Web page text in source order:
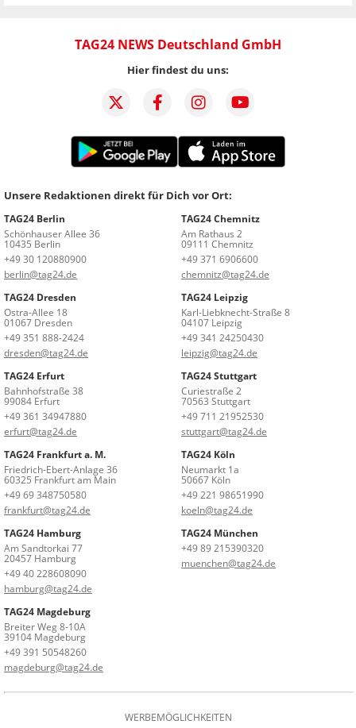
TAG24 NEWS Deutschland GmbH
Hier findest du uns:
Unsere Redaktionen direkt für Dich vor Ort:
TAG24 Berlin
Schönhauser Allee 36
10435 Berlin
+49 30 120880900
berlin@tag24.de
TAG24 Chemnitz
Am Rathaus 2
09111 Chemnitz
+49 371 6906600
chemnitz@tag24.de
TAG24 Dresden
Ostra-Allee 18
01067 Dresden
+49 351 888-2424
dresden@tag24.de
TAG24 Leipzig
Karl-Liebknecht-Straße 8
04107 Leipzig
+49 341 24250430
leipzig@tag24.de
TAG24 Erfurt
Bahnhofstraße 38
99084 Erfurt
+49 361 34947880
erfurt@tag24.de
TAG24 Stuttgart
Curiestraße 2
70563 Stuttgart
+49 711 21952530
stuttgart@tag24.de
TAG24 Frankfurt a. M.
Friedrich-Ebert-Anlage 36
60325 Frankfurt am Main
+49 69 348750580
frankfurt@tag24.de
TAG24 Köln
Neumarkt 1a
50667 Köln
+49 221 98651990
koeln@tag24.de
TAG24 Hamburg
Am Sandtorkai 77
20457 Hamburg
+49 40 228608090
hamburg@tag24.de
TAG24 München
+49 89 215390320
muenchen@tag24.de
TAG24 Magdeburg
Breiter Weg 8-10A
39104 Magdeburg
+49 391 50548260
magdeburg@tag24.de
WERBEMÖGLICHKEITEN